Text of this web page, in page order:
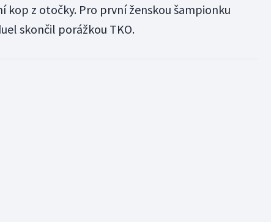
kop z otočky. Pro první ženskou šampionku
skončil porážkou TKO.